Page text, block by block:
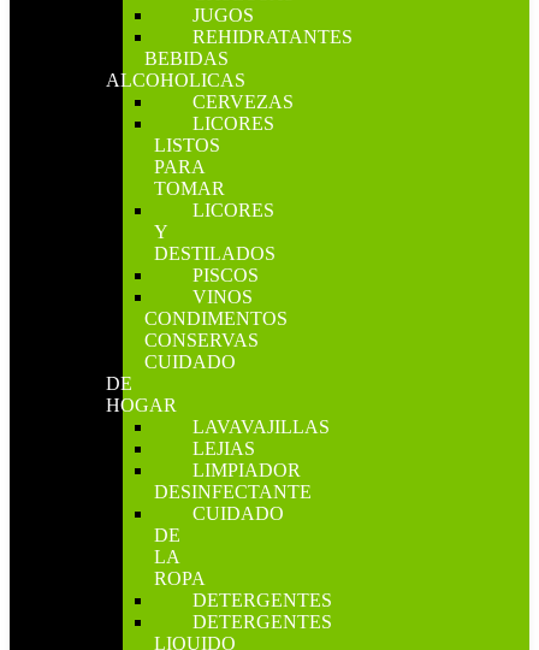
JUGOS
REHIDRATANTES
BEBIDAS
ALCOHOLICAS
CERVEZAS
LICORES
LISTOS
PARA
TOMAR
LICORES
Y
DESTILADOS
PISCOS
VINOS
CONDIMENTOS
CONSERVAS
CUIDADO
DE
HOGAR
LAVAVAJILLAS
LEJIAS
LIMPIADOR
DESINFECTANTE
CUIDADO
DE
LA
ROPA
DETERGENTES
DETERGENTES
LIQUIDO